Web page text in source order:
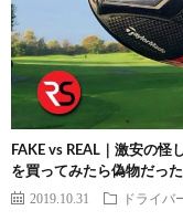
FAKE vs REAL｜激安の
を買ってみたら偽物だっ
2019.10.31 ドライバ